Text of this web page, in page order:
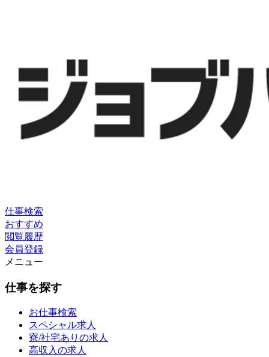
仕事検索
おすすめ
閲覧履歴
会員登録
メニュー
仕事を探す
お仕事検索
スペシャル求人
寮/社宅ありの求人
高収入の求人